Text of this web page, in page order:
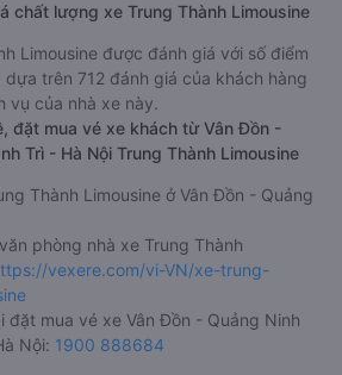
chất lượng xe Trung Thành Limousine
Limousine được đánh giá với số điểm
trên 712 đánh giá của khách hàng
vụ của nhà xe này.
đặt mua vé xe khách từ Vân Đồn -
Trì - Hà Nội Trung Thành Limousine
Thành Limousine ở Vân Đồn - Quảng
phòng nhà xe Trung Thành
vexere.com/vi-VN/xe-trung-
đặt mua vé xe Vân Đồn - Quảng Ninh
Nội: 1900 888684